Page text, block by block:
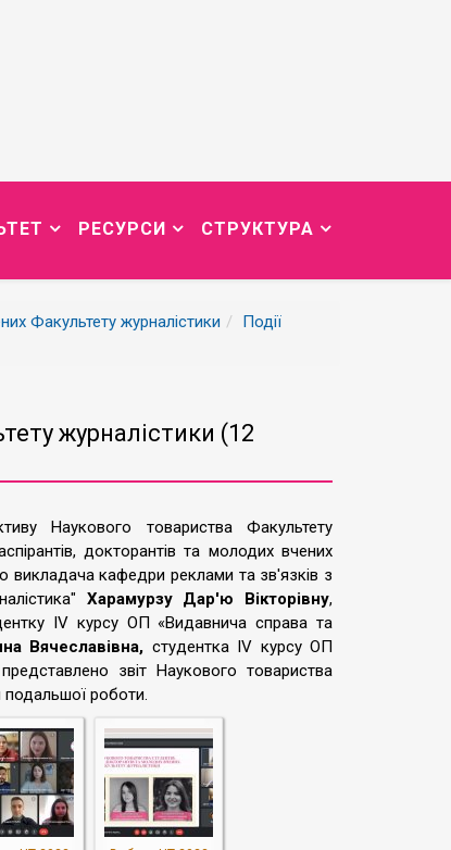
РЕСУРСИ СТРУКТУРА
Факультету журналістики
Події
журналістики (12
Наукового товариства Факультету
докторантів та молодих вчених
викладача кафедри реклами та зв'язків з
Харамурзу Дар'ю Вікторівну,
IV курсу ОП «Видавнича справа та
Вячеславівна, студентка ІV курсу ОП
звіт Наукового товариства
подальшої роботи.